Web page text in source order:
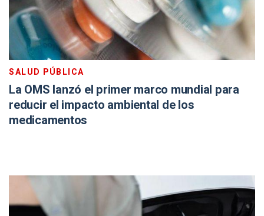
SALUD PÚBLICA
La OMS lanzó el primer marco mundial para
reducir el impacto ambiental de los
medicamentos